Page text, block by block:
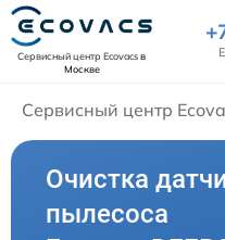
Сервисный центр Ecovacsв
Москве
Сервисный центр
Очистка
пылесоса